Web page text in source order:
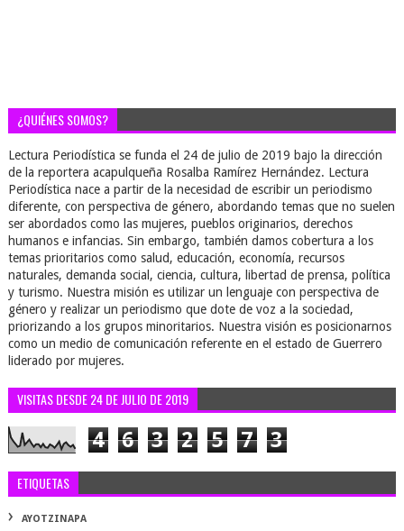
¿QUIÉNES SOMOS?
Lectura Periodística se funda el 24 de julio de 2019 bajo la dirección
de la reportera acapulqueña Rosalba Ramírez Hernández. Lectura
Periodística nace a partir de la necesidad de escribir un periodismo
diferente, con perspectiva de género, abordando temas que no suelen
ser abordados como las mujeres, pueblos originarios, derechos
humanos e infancias. Sin embargo, también damos cobertura a los
temas prioritarios como salud, educación, economía, recursos
naturales, demanda social, ciencia, cultura, libertad de prensa, política
y turismo. Nuestra misión es utilizar un lenguaje con perspectiva de
género y realizar un periodismo que dote de voz a la sociedad,
priorizando a los grupos minoritarios. Nuestra visión es posicionarnos
como un medio de comunicación referente en el estado de Guerrero
liderado por mujeres.
VISITAS DESDE 24 DE JULIO DE 2019
4 6 3 2 5 7 3
ETIQUETAS
AYOTZINAPA